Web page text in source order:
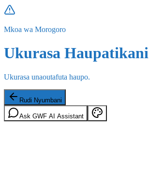
Mkoa wa Morogoro
Ukurasa Haupatikani
Ukurasa unaoutafuta haupo.
Rudi Nyumbani
Ask GWF AI Assistant